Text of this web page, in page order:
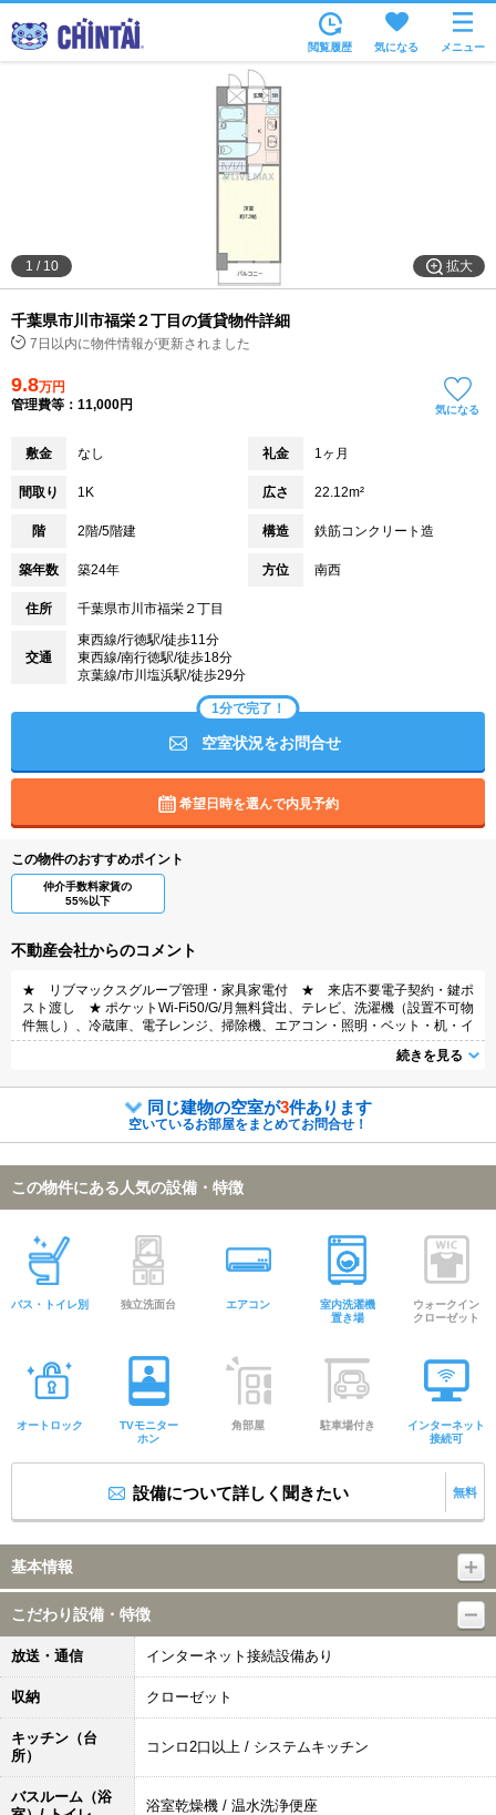
沿線・駅から
住所から
家賃相場から
不動産会社から
TOP
閲覧履歴 気になる メニュー
拡大
1 / 10
千葉県市川市福栄２丁目の賃貸物件詳細
7日以内に物件情報が更新されました
9.8万円
管理費等：11,000円
気になる
敷金 なし 礼金 1ヶ月
間取り 1K 広さ 22.12m²
階 2階/5階建 構造 鉄筋コンクリート造
築年数 築24年 方位 南西
住所 千葉県市川市福栄２丁目
交通
東西線/行徳駅/徒歩11分
東西線/南行徳駅/徒歩18分
京葉線/市川塩浜駅/徒歩29分
1分で完了！
空室状況をお問合せ
希望日時を選んで内見予約
この物件のおすすめポイント
仲介手数料家賃の
55%以下
不動産会社からのコメント
★ リブマックスグループ管理・家具家電付 ★ 来店不要電子契約・鍵ポ
スト渡し ★ ポケットWi-Fi50/G/月無料貸出、テレビ、洗濯機（設置不可物
件無し）、冷蔵庫、電子レンジ、掃除機、エアコン・照明・ベット・机・イ
ス・カーテンなどの家具・家電付き。家具家電撤去相談（実費負担）
続きを見る
同じ建物の空室が3件あります
空いているお部屋をまとめてお問合せ！
この物件にある人気の設備・特徴
バス・トイレ別 独立洗面台 エアコン
室内洗濯機
置き場
ウォークイン
クローゼット
オートロック
TVモニター
ホン
角部屋 駐車場付き
インターネット
接続可
設備について詳しく聞きたい 無料
基本情報
こだわり設備・特徴
放送・通信 インターネット接続設備あり
収納 クローゼット
キッチン（台
所）
コンロ2口以上 / システムキッチン
バスルーム（浴
浴室乾燥機 / 温水洗浄便座